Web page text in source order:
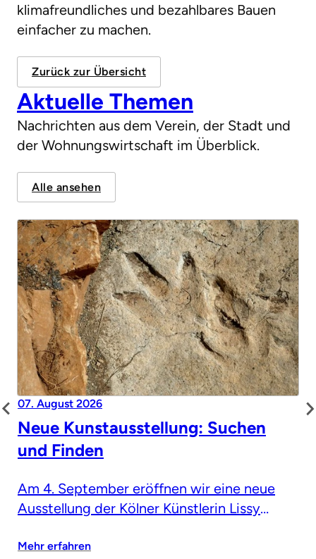
klimafreundliches und bezahlbares Bauen
einfacher zu machen.
Zurück zur Übersicht
Aktuelle Themen
Nachrichten aus dem Verein, der Stadt und
der Wohnungswirtschaft im Überblick.
Alle ansehen
07. August 2026
Neue Kunstausstellung: Suchen
und Finden
Am 4. September eröffnen wir eine neue
Ausstellung der Kölner Künstlerin Lissy
Mehr erfahren